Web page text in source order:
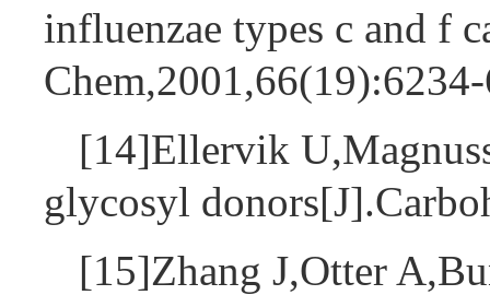
influenzae types c and f
[14]Ellervik
glycosyl
[15]Zhang J,Otter